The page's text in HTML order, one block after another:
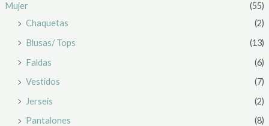
Mujer
(55)
Chaquetas
(2)
Blusas/ Tops
(13)
Faldas
(6)
Vestidos
(7)
Jerseis
(2)
Pantalones
(8)